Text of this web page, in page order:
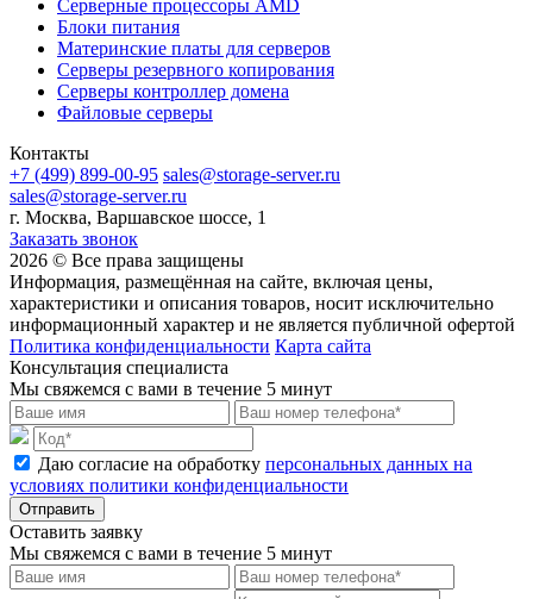
Серверные процессоры AMD
Блоки питания
Материнские платы для серверов
Серверы резервного копирования
Серверы контроллер домена
Файловые серверы
Контакты
+7 (499) 899-00-95 sales@storage-server.ru
sales@storage-server.ru
г. Москва, Варшавское шоссе, 1
Заказать звонок
2026 © Все права защищены
Информация, размещённая на сайте, включая цены,
характеристики и описания товаров, носит исключительно
информационный характер и не является публичной офертой
Политика конфиденциальности Карта сайта
Консультация специалиста
Мы свяжемся с вами в течение 5 минут
Даю согласие на обработку персональных данных на
условиях политики конфиденциальности
Отправить
Оставить заявку
Мы свяжемся с вами в течение 5 минут